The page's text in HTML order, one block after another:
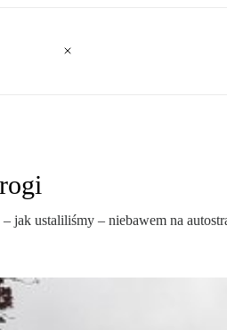
ustaliliśmy – niebawem na